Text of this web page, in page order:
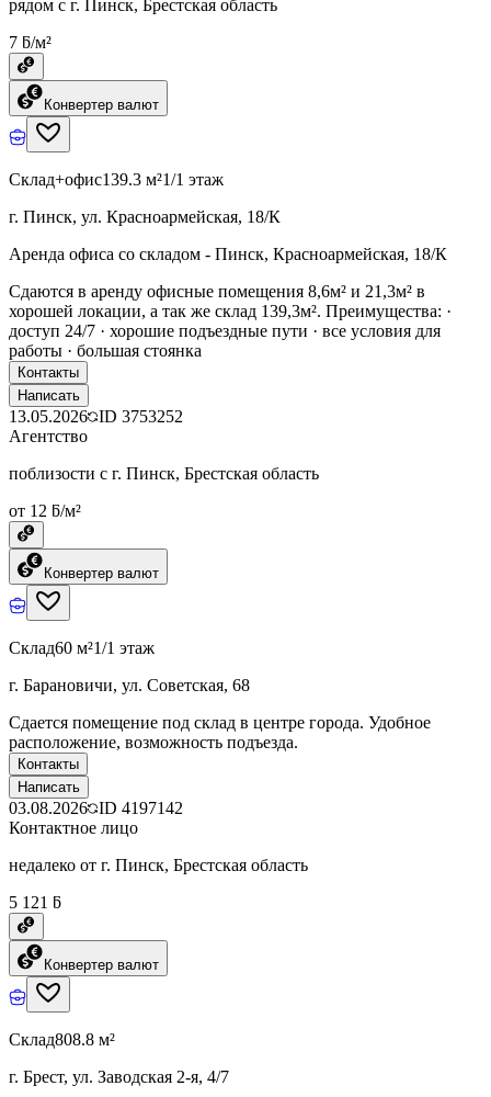
рядом с г. Пинск, Брестская область
7 ƃ/м²
Конвертер валют
Склад+офис139.3 м²1/1 этаж
г. Пинск, ул. Красноармейская, 18/К
Аренда офиса со складом - Пинск, Красноармейская, 18/К
Сдаются в аренду офисные помещения 8,6м² и 21,3м² в
хорошей локации, а так же склад 139,3м². Преимущества: ·
доступ 24/7 · хорошие подъездные пути · все условия для
работы · большая стоянка
Контакты
Написать
13.05.2026 ID 3753252
Агентство
поблизости с г. Пинск, Брестская область
от 12 ƃ/м²
Конвертер валют
Склад60 м²1/1 этаж
г. Барановичи, ул. Советская, 68
Сдается помещение под склад в центре города. Удобное
расположение, возможность подъезда.
Контакты
Написать
03.08.2026 ID 4197142
Контактное лицо
недалеко от г. Пинск, Брестская область
5 121 ƃ
Конвертер валют
Склад808.8 м²
г. Брест, ул. Заводская 2-я, 4/7